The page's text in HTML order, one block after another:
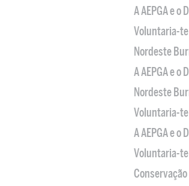
A AEPGA e
Voluntaria-
Nordeste
A AEPGA e
Nordeste
Voluntaria-
A AEPGA e
Voluntaria-